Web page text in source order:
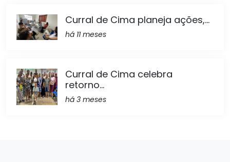
Curral de Cima planeja ações,...
há 11 meses
Curral de Cima celebra
retorno...
há 3 meses